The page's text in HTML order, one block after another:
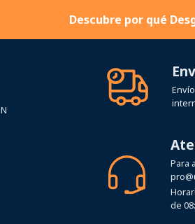
Descubre por qué
Para
de